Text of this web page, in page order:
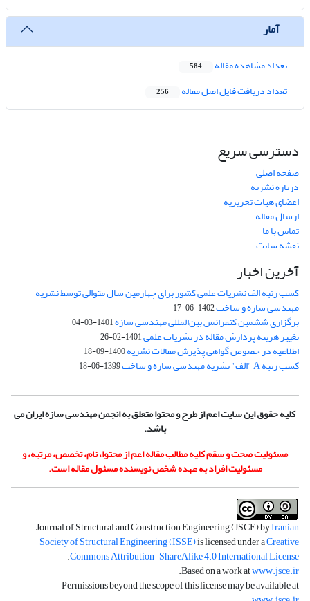
آمار
تعداد مشاهده مقاله 584
تعداد دریافت فایل اصل مقاله 256
دسترسی سریع
صفحه اصلی
درباره نشریه
اعضای هیات تحریریه
ارسال مقاله
تماس با ما
نقشه سایت
آخرین اخبار
کسب رتبه الف نشریات علمی کشور برای چهارمین سال متوالی توسط نشریه
مهندسی سازه و ساخت1402-06-17
برگزاری ششمین کنفرانس بین‌المللی مهندسی سازه1401-03-04
تغییر هزینه پردازش مقاله در نشریات علمی1401-02-26
اطلاعیه در خصوص گواهی پذیرش مقالات نشریه1400-09-18
کسب رتبه A "الف" نشریه مهندسی سازه و ساخت 1399-06-18
کلیه حقوق این سایت اعم از طرح و محتوا متعلق به انجمن مهندسی سازه ایران می
باشد.
مسئولیت صحت و سقم کلیه مطالب مقاله اعم از محتوا، نام، تخصص، مرتبه، و
مسئولیت افراد به عهده شخص نویسنده مسئول مقاله است.
Journal of Structural and Construction Engineering (JSCE) byIranian
Society of Structural Engineering (ISSE)is licensed under aCreative
Commons Attribution-ShareAlike 4.0 International License
.
Based on a work atwww.jsce.ir
.
Permissions beyond the scope of this license may be available at